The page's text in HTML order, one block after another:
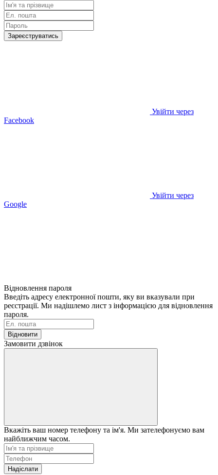
Зареєструватись
Увійти через
Facebook
Увійти через
Google
Відновлення пароля
Введіть адресу електронної пошти, яку ви вказували при
реєстрації. Ми надішлемо лист з інформацією для відновлення
пароля.
Відновити
Замовити дзвінок
Вкажіть ваш номер телефону та ім'я. Ми зателефонуємо вам
найближчим часом.
Надіслати